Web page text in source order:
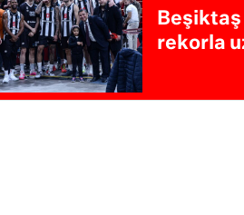
Beşiktaş
rekorla